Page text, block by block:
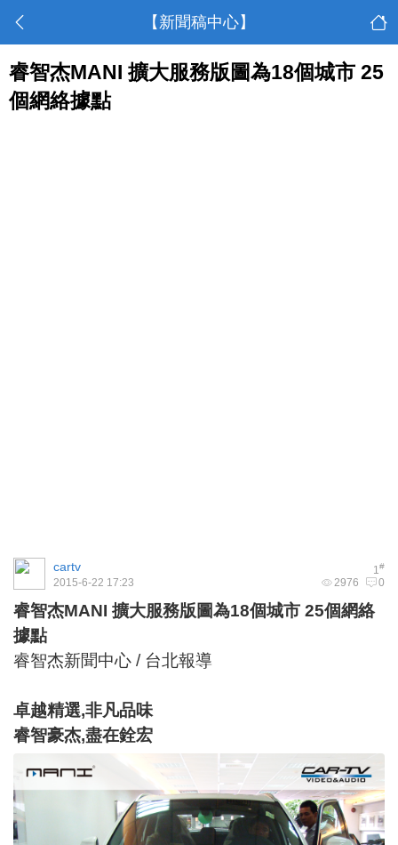
【新聞稿中心】
睿智杰MANI 擴大服務版圖為18個城市 25
個網絡據點
1#
cartv
2976 0
2015-6-22 17:23
睿智杰MANI 擴大服務版圖為18個城市 25個網絡
據點
睿智杰新聞中心 / 台北報導
卓越精選,非凡品味
睿智豪杰,盡在銓宏